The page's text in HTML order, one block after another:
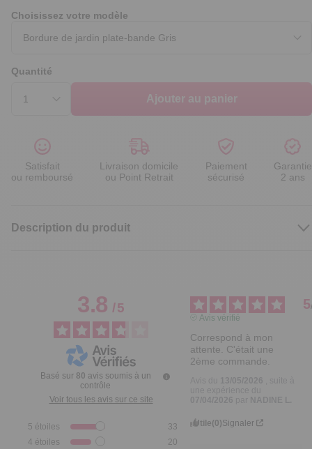
Choisissez votre modèle
Quantité
Ajouter au panier
Satisfait
ou remboursé
Livraison domicile
ou Point Retrait
Paiement
sécurisé
Garantie
2 ans
Description du produit
3.8/5
Basé sur 80 avis soumis à un
contrôle
Voir tous les avis sur ce site
5 étoiles
33
4 étoiles
20
5
Avis vérifié
Correspond à mon
attente. C'était une
2ème commande.
Utile(0)Signaler